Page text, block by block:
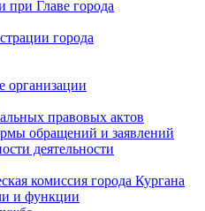
при Главе города
города
организации
правовых актов
обращений и заявлений
деятельности
комиссия города Кургана
и функции